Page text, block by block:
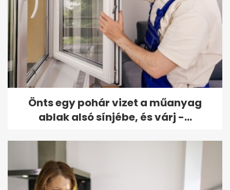
Önts egy pohár vizet a műanyag
ablak alsó sínjébe, és várj -...